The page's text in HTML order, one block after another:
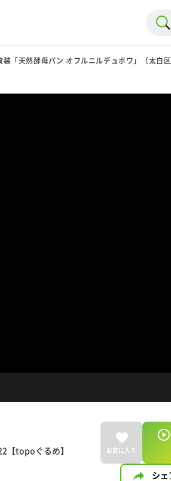
「天然酵母パン オフルニルデュボワ」（太白
【topoぐるめ】 お気に入り
シェ